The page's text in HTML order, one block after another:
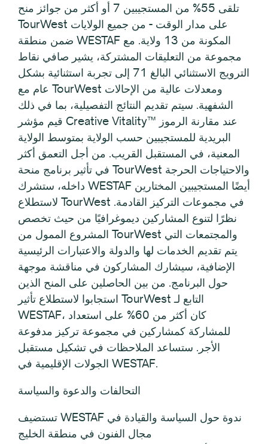
تلقى 55% من المستجيبين 7 أو أكثر من جوائز منح
TourWest على مدار الوقت - من جميع الولايات
ضمن منطقة WESTAF المكونة من 13 ولاية. مع
مجموعة من التعليقات المشتركة، يشير صافي نقاط
الترويج الاستثنائي البالغ 71 إلى تجربة استثنائية بشكل
عام مع TourWest ومعدلات عالية من الإحالات
الشفهية. سيتم تقديم النتائج التفصيلية، بما في ذلك
قيم مؤشر Creative Vitality™ عند مقارنة الرموز
البريدية للمستجيبين حسب الولاية بمتوسط الولاية
المعنية، في المستقبل القريب. من أجل التعمق أكثر
في تأثير برنامج منحة TourWest والاحتياجات الحرجة
داخله، ستشرك WESTAF أيضًا المستجيبين المختارين
لاستطلاع TourWest في مجموعات التركيز القادمة.
نظرًا لتنوع المشاركين ديموغرافيًا من حيث تخصص
المشروع الممول من TourWest والمجتمعات التي
يتم تقديم الخدمات لها والدولة والاعتبارات الرئيسية
الإضافية، سيشارك المشاركون في مناقشة موجهة
حول البرنامج. من بين الحاصلين على المنح الذين
استجابوا لاستطلاع تأثير TourWest التابع لـ
WESTAF، كان أكثر من 60% على استعداد
للمشاركة كمشاركين في مجموعة تركيز مدفوعة
الأجر. ستساعد الملاحظات في تشكيل مستقبل
الجولات الإقليمية في WESTAF.
تستضيف WESTAF ندوة حول السياسة والقيادة في
مجال الفنون في منطقة الخليج